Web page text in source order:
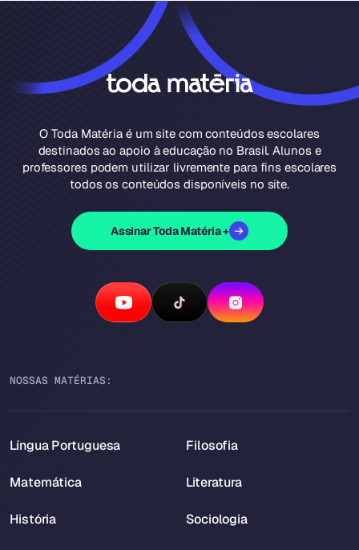
O Toda Matéria é um site com conteúdos escolares
destinados ao apoio à educação no Brasil. Alunos e
professores podem utilizar livremente para fins escolares
todos os conteúdos disponíveis no site.
Assinar Toda Matéria +
NOSSAS MATÉRIAS:
Língua Portuguesa
Matemática
História
Filosofia
Literatura
Sociologia